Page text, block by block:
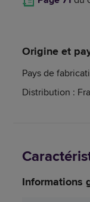
Origine et
Pays de
Distribution :
Informations